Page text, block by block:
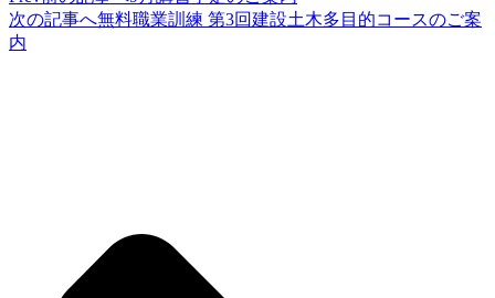
次の記事へ無料職業訓練 第3回建設土木多目的コースのご案
内